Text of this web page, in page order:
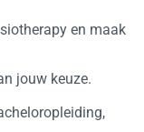
en maak
jouw keuze.